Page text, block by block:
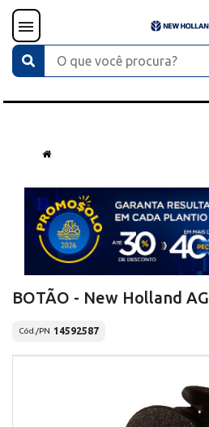
BOTÃO - New Holland AG
Cód./PN 14592587